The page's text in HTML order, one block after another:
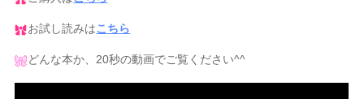
お試し読みはこちら
どんな本か、20秒の動画でご覧ください^^